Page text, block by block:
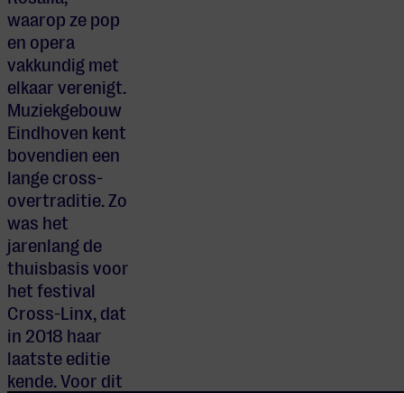
waarop ze pop
en opera
vakkundig met
elkaar verenigt.
Muziekgebouw
Eindhoven kent
bovendien een
lange cross-
overtraditie. Zo
was het
jarenlang de
thuisbasis voor
het festival
Cross-Linx, dat
in 2018 haar
laatste editie
kende. Voor dit